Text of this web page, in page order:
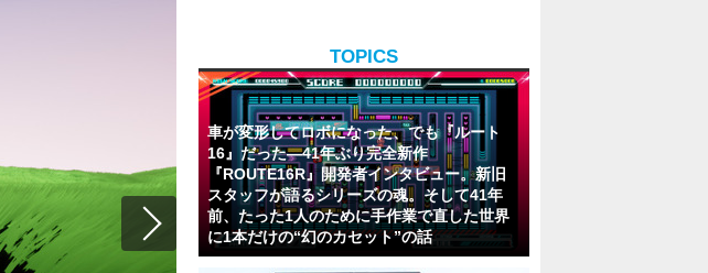
TOPICS
車が変形してロボになった、でも『ルート
16』だった―41年ぶり完全新作
『ROUTE16R』開発者インタビュー。新旧
スタッフが語るシリーズの魂。そして41年
前、たった1人のために手作業で直した世界
に1本だけの“幻のカセット”の話